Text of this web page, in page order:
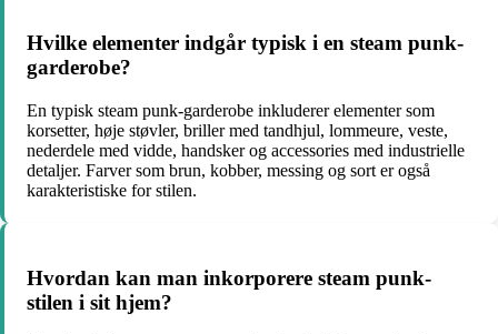
Hvilke elementer indgår typisk i en steam punk-
garderobe?
En typisk steam punk-garderobe inkluderer elementer som
korsetter, høje støvler, briller med tandhjul, lommeure, veste,
nederdele med vidde, handsker og accessories med industrielle
detaljer. Farver som brun, kobber, messing og sort er også
karakteristiske for stilen.
Hvordan kan man inkorporere steam punk-
stilen i sit hjem?